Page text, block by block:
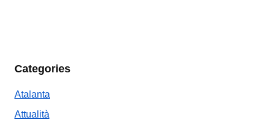
Categories
Atalanta
Attualità